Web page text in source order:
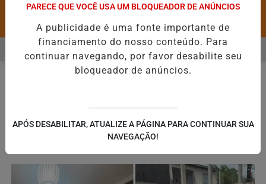
Pesquisar Notícia
EM ALTA
🔍
PARECE QUE VOCÊ USA UM BLOQUEADOR DE ANÚNCIOS
A publicidade é uma fonte importante de
financiamento do nosso conteúdo. Para
continuar navegando, por favor desabilite seu
bloqueador de anúncios.
APÓS DESABILITAR, ATUALIZE A PÁGINA PARA CONTINUAR SUA
NAVEGAÇÃO!